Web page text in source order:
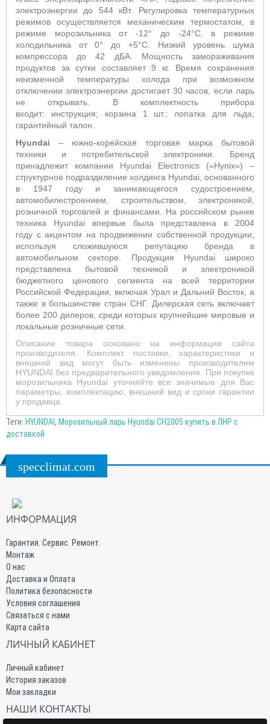
электроэнергии до 544 кВт. Регулировка температурных
режимов осуществляется механическим термостатом, в
режиме морозильника от -12° до -24°С, в режиме
холодильника от 0° до +5°С. Низкий уровень шума
компрессора до 42 дБА. Мощность замораживания
продуктов за сутки составляет 9 кг. Время сохранения
неизменной температуры холода при возможном
отключении электроэнергии достигает 30 часов, если ларь
не открывать. В комплектность прибора
входит: инструкция; корзина 1 шт.; лопатка для льда;
гарантийный талон.
Hyundai – южно-корейская торговая марка бытовой
техники и потребительской электроники. Бренд
принадлежит компании Hyundai Electronics («Hynix») –
структурное подразделение холдинга Hyundai, основанного
в 1947 году и занимающегося судостроением,
автомобилестроением, строительством, электроникой,
розничной торговлей и финансами. На российском рынке
техника Hyundai впервые была представлена в 2004
году c акцентом на продвижении собственной продукции,
используя сложившуюся репутацию бренда в
автомобильном секторе. Продукция Hyundaiшироко
представлена бытовой техникой и электроникой
бюджетного ценового сегмента на всей территории
Российской Федерации, включая Урал и Дальний Восток, а
также в большинстве стран СНГ. Дилерская сеть включает
более 200 дилеров, среди которых крупнейшие мировые и
локальные розничные сети.
Описание товара основано на информации сайта
производителя. Комплект поставки, характеристики и
внешний вид могут быть изменены производителем
HYUNDAI без предварительного уведомления. При покупке
морозильника Hyundai уточняйте все значимые для Вас
параметры, комплектацию, внешний вид и сроки гарантии
у продавца.
Теги: HYUNDAI, Морозильный ларь Hyundai CH2005 купить в ЛНР с
доставкой
specclimat.com
ИНФОРМАЦИЯ
Гарантия. Сервис. Ремонт.
Монтаж
О нас
Доставка и Оплата
Политика безопасности
Условия соглашения
Связаться с нами
Карта сайта
ЛИЧНЫЙ КАБИНЕТ
Личный кабинет
История заказов
Мои закладки
НАШИ КОНТАКТЫ